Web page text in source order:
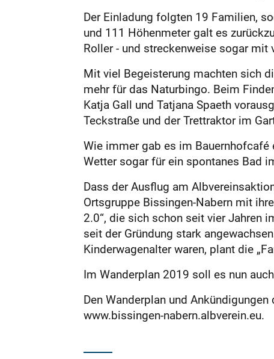
Der Einladung folgten 19 Familien,
und 111 Höhenmeter galt es
Roller - und streckenweise sogar
Mit viel Begeisterung machten sich
mehr für das Naturbingo. Beim
Katja Gall und Tatjana Spaeth
Teckstraße und der Trettraktor im
Wie immer gab es im Bauernhofcafé
Wetter sogar für ein spontanes Bad
Dass der Ausflug am
Ortsgruppe Bissingen-Nabern mit
2.0“, die sich schon seit vier Jahren
seit der Gründung stark
Kinderwagenalter waren, plant die
Im Wanderplan 2019 soll es nun
Den Wanderplan und
www.bissingen-nabern.albverein.eu.